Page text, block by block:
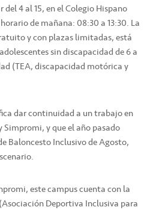
del 4 al 15, en el Colegio Hispano
de mañana: 08:30 a 13:30. La
y con plazas limitadas, está
sin discapacidad de 6 a
(TEA, discapacidad motórica y
dar continuidad a un trabajo en
y que el año pasado
Baloncesto Inclusivo de Agosto,
este campus cuenta con la
Deportiva Inclusiva para